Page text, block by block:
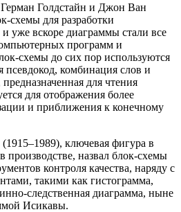
Голдстайн и Джон Ван
схемы для разработки
уже вскоре диаграммы стали все
программ и
схемы до сих пор используются
псевдокод, комбинация слов и
для чтения
для отображения более
и приближения к конечному
ключевая фигура в
производстве, назвал блок-схемы
контроля качества, наряду с
такими как гистограмма,
следственная диаграмма, ныне
Исикавы.